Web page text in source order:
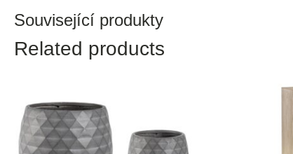
Související produkty
Related products